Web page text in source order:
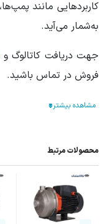
کاربردهایی مانند
به‌شمار می‌آید.
جهت دریافت کاتالوگ و
فروش در تماس باشید.
محصولات مرتبط